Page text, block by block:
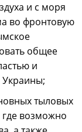
и с моря
во фронтовую
общее
и
Украины;
тыловых
где возможно